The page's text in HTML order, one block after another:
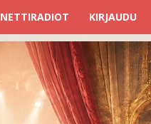
NETTIRADIOT KIRJAUDU